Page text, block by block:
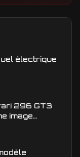
électrique
296 GT3
image